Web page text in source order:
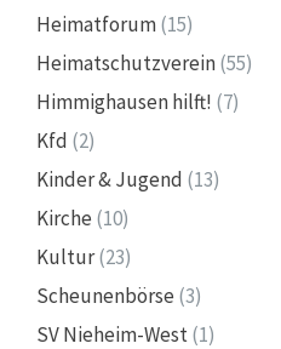
Heimatforum(15)
Heimatschutzverein(55)
Himmighausen hilft! (7)
Kfd (2)
Kinder & Jugend (13)
Kirche (10)
Kultur(23)
Scheunenbörse (3)
SV Nieheim-West(1)